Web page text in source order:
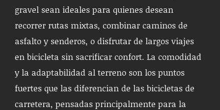
gravel sean ideales para quienes desean
recorrer rutas mixtas, combinar caminos de
asfalto y senderos, o disfrutar de largos viajes
en bicicleta sin sacrificar confort. La comodidad
y la adaptabilidad al terreno son los puntos
fuertes que las diferencian de las bicicletas de
carretera, pensadas principalmente para la